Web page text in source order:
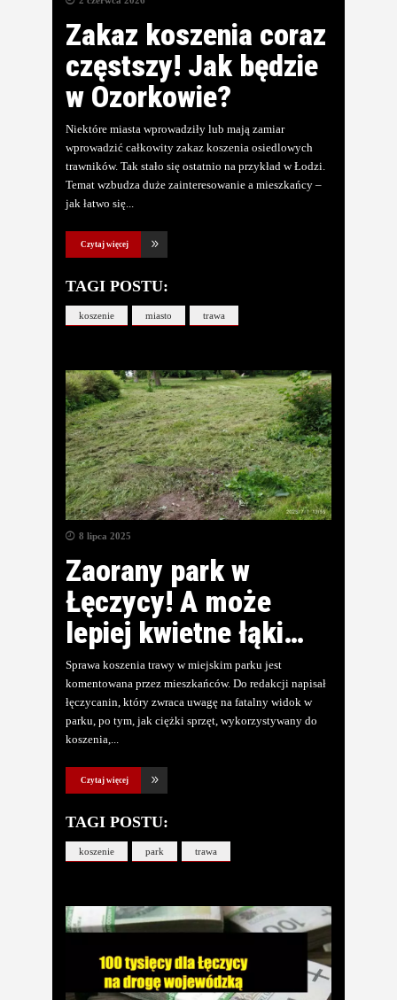
Zakaz koszenia coraz
częstszy! Jak będzie
w Ozorkowie?
Niektóre miasta wprowadziły lub mają zamiar
wprowadzić całkowity zakaz koszenia osiedlowych
trawników. Tak stało się ostatnio na przykład w Łodzi.
Temat wzbudza duże zainteresowanie a mieszkańcy –
jak łatwo się
Czytaj więcej
TAGI POSTU:
koszenie miasto trawa
8 lipca 2025
Zaorany park w
Łęczycy! A może
lepiej kwietne łąki…
Sprawa koszenia trawy w miejskim parku jest
komentowana przez mieszkańców. Do redakcji napisał
łęczycanin, który zwraca uwagę na fatalny widok w
parku, po tym, jak ciężki sprzęt, wykorzystywany do
koszenia,
Czytaj więcej
TAGI POSTU:
koszenie park trawa